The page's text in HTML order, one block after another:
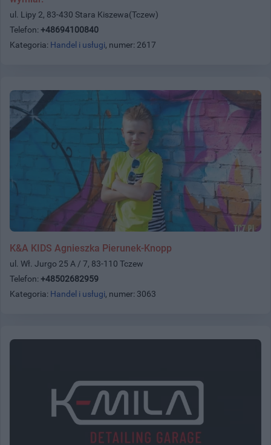
ul. Lipy 2, 83-430 Stara Kiszewa(Tczew)
Telefon: +48694100840
Kategoria: Handel i usługi, numer: 2617
K&A KIDS Agnieszka Pierunek-Knopp
ul. Wł. Jurgo 25 A / 7, 83-110 Tczew
Telefon: +48502682959
Kategoria: Handel i usługi, numer: 3063